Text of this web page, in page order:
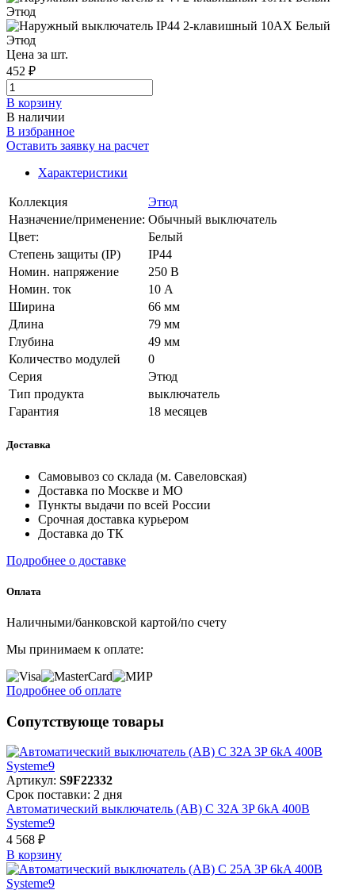
Цена за шт.
452 ₽
В корзинy
В наличии
В избранное
Оставить заявку на расчет
Характеристики
Коллекция
Этюд
Назначение/применение: Обычный выключатель
Цвет:
Белый
Степень защиты (IP)
IP44
Номин. напряжение
250 В
Номин. ток
10 А
Ширина
66 мм
Длина
79 мм
Глубина
49 мм
Количество модулей
0
Серия
Этюд
Тип продукта
выключатель
Гарантия
18 месяцев
Доставка
Самовывоз со склада (м. Савеловская)
Доставка по Москве и МО
Пункты выдачи по всей России
Срочная доставка курьером
Доставка до ТК
Подробнее о доставке
Оплата
Наличными/банковской картой/по счету
Мы принимаем к оплате:
Подробнее об оплате
Сопутствующе товары
Артикул: S9F22332
Срок поставки: 2 дня
Автоматический выключатель (АВ) C 32A 3P 6kA 400В
Systeme9
4 568 ₽
В корзинy